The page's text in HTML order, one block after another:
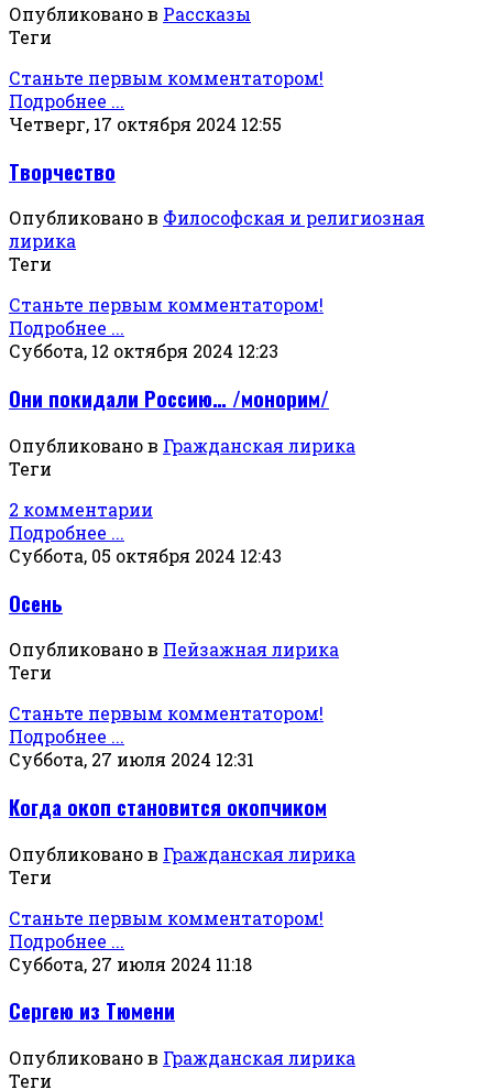
Опубликовано в Рассказы
Теги
Станьте первым комментатором!
Подробнее ...
Четверг, 17 октября 2024 12:55
Творчество
Опубликовано в Философская и религиозная
лирика
Теги
Станьте первым комментатором!
Подробнее ...
Суббота, 12 октября 2024 12:23
Они покидали Россию… /монорим/
Опубликовано в Гражданская лирика
Теги
2 комментарии
Подробнее ...
Суббота, 05 октября 2024 12:43
Осень
Опубликовано в Пейзажная лирика
Теги
Станьте первым комментатором!
Подробнее ...
Суббота, 27 июля 2024 12:31
Когда окоп становится окопчиком
Опубликовано в Гражданская лирика
Теги
Станьте первым комментатором!
Подробнее ...
Суббота, 27 июля 2024 11:18
Сергею из Тюмени
Опубликовано в Гражданская лирика
Теги